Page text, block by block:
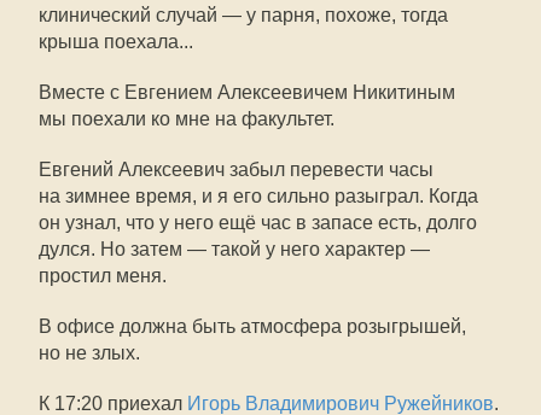
клинический случай — у парня, похоже, тогда
крыша поехала...
Вместе с Евгением Алексеевичем Никитиным
мы поехали ко мне на факультет.
Евгений Алексеевич забыл перевести часы
на зимнее время, и я его сильно разыграл. Когда
он узнал, что у него ещё час в запасе есть, долго
дулся. Но затем — такой у него характер —
простил меня.
В офисе должна быть атмосфера розыгрышей,
но не злых.
К 17:20 приехал Игорь Владимирович Ружейников.